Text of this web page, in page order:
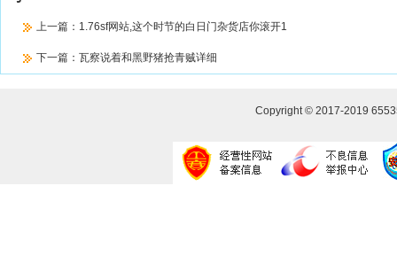
上一篇： 1.76sf网站,这个时节的白日门杂货店你滚开1
下一篇： 瓦察说着和黑野猪抢青贼详细
Copyright © 2017-2019